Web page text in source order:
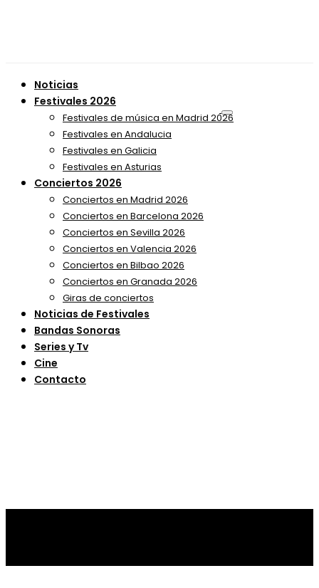
Noticias
Festivales 2026
Festivales de música en Madrid 2026
Festivales en Andalucia
Festivales en Galicia
Festivales en Asturias
Conciertos 2026
Conciertos en Madrid 2026
Conciertos en Barcelona 2026
Conciertos en Sevilla 2026
Conciertos en Valencia 2026
Conciertos en Bilbao 2026
Conciertos en Granada 2026
Giras de conciertos
Noticias de Festivales
Bandas Sonoras
Series y Tv
Cine
Contacto